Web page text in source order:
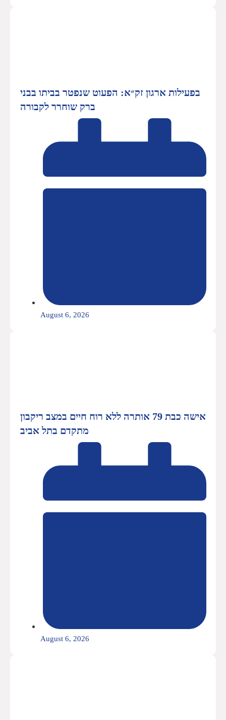
בפעילות ארגון זק״א: הפעוט שנפטר בביתו בבני
ברק שוחרר לקבורה
August 6, 2026
אישה כבת 79 אותרה ללא רוח חיים במצב ריקבון
מתקדם בתל אביב
August 6, 2026